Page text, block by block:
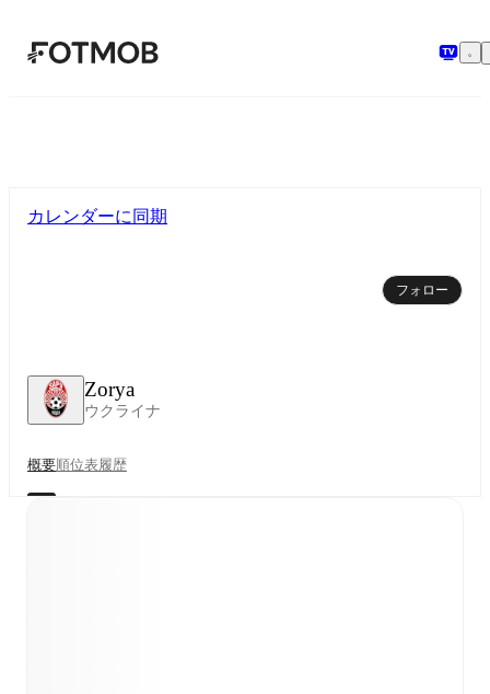
メインコンテンツへスキップ
Zorya
ウクライナ
カレンダーに同期
フォロー
概要順位表履歴